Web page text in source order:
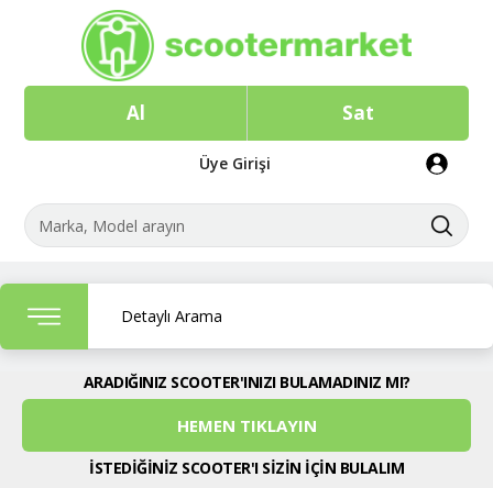
Al Sat
Üye Girişi
Detaylı Arama
ARADIĞINIZ SCOOTER'INIZI BULAMADINIZ MI?
HEMEN TIKLAYIN
İSTEDİĞİNİZ SCOOTER'I SİZİN İÇİN BULALIM